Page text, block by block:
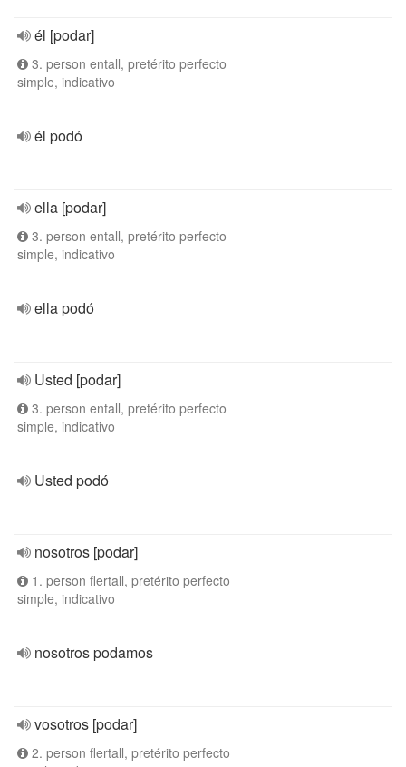
él [podar]
3. person entall, pretérito perfecto
simple, indicativo
él podó
ella [podar]
3. person entall, pretérito perfecto
simple, indicativo
ella podó
Usted [podar]
3. person entall, pretérito perfecto
simple, indicativo
Usted podó
nosotros [podar]
1. person flertall, pretérito perfecto
simple, indicativo
nosotros podamos
vosotros [podar]
2. person flertall, pretérito perfecto